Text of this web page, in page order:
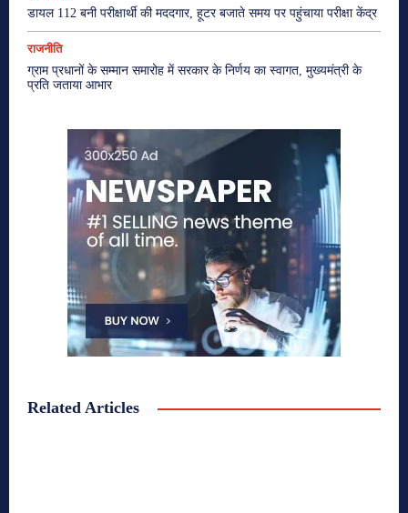
डायल 112 बनी परीक्षार्थी की मददगार, हूटर बजाते समय पर पहुंचाया परीक्षा केंद्र
राजनीति
ग्राम प्रधानों के सम्मान समारोह में सरकार के निर्णय का स्वागत, मुख्यमंत्री के
प्रति जताया आभार
Related Articles